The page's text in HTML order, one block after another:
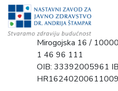
Mirogojska 16 /
1 46 96 111
OIB: 33392005961